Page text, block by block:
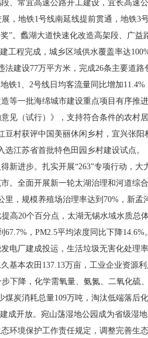
、常宜高速公路开工建设，宜长高速
，地铁1号线南延线提前贯通，地铁3
”。蠡湖大道快速化改造高架段、广
工程完成，城乡区域供水覆盖率达
建设77万平方米，完成26条主要道
铁1、2号线日均客流量同比增加
等一批海绵城市建设重点项目有序推
见（试行）》，支持符合条件的农村
村获评中国美丽休闲乡村，宜兴张
江苏省首批特色田园乡村建设试点。
新进步。扎实开展“263”专项行动，
。全面开展新一轮太湖治理和河道综
里，规模养殖场治理率达到70%，新
高20个百分点，太湖无锡水域水质总
，PM2.5平均浓度同比下降
电厂建成投运，生活垃圾无害化处理
基本农田137.13万亩，工业企业资源
下降，化学需氧量、氨氮、二氧化硫
炭消耗总量109万吨，淘汰低端落后
成开放。宛山荡湿地公园成为省级湿
环境保护工作责任规定，调整完善生